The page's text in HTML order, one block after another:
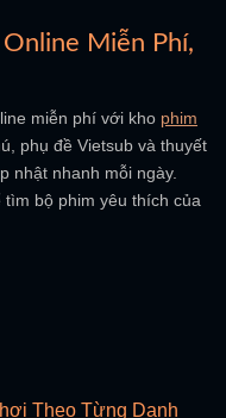
Miễn Phí,
miễn phí với kho phim
phụ đề Vietsub và thuyết
nhật nhanh mỗi ngày.
tìm bộ phim yêu thích của